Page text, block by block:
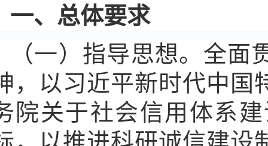
一、总体要求
（一）指导思想。全
，以习近平新时代中国
院关于社会信用体系